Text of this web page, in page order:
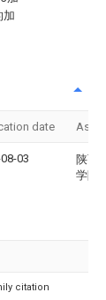
加
date
03
陕西
学院
citation